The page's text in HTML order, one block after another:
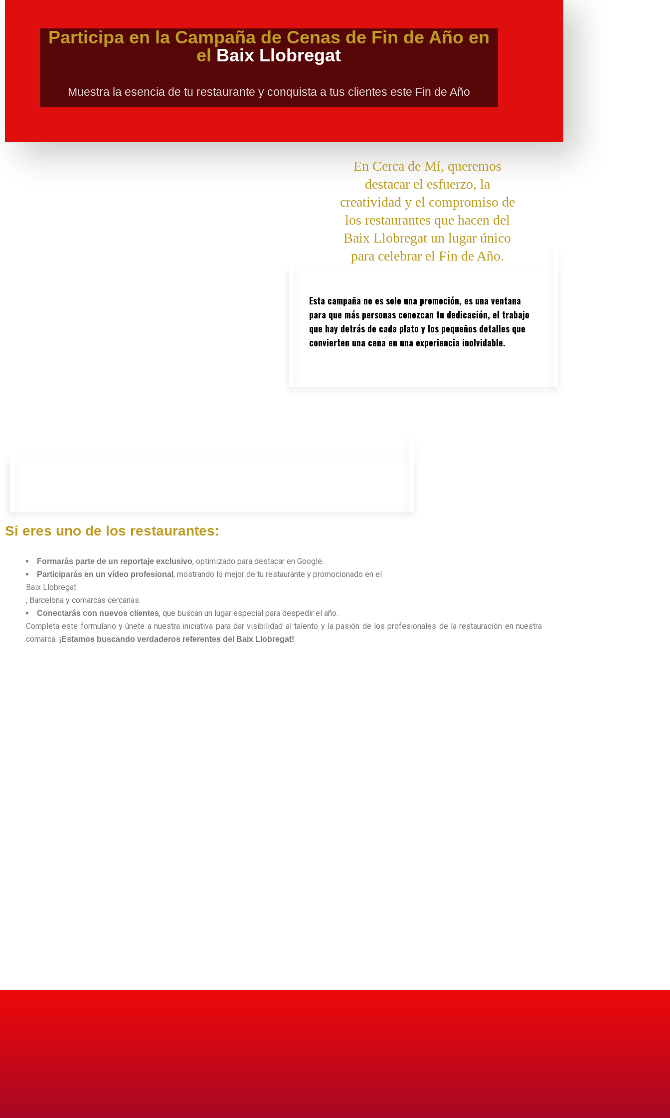
Participa en la Campaña de Cenas de Fin de Año en
el Baix Llobregat
Muestra la esencia de tu restaurante y conquista a tus clientes este Fin de Año
En Cerca de Mí, queremos
destacar el esfuerzo, la
creatividad y el compromiso de
los restaurantes que hacen del
Baix Llobregat un lugar único
para celebrar el Fin de Año.
Esta campaña no es solo una promoción, es una ventana
para que más personas conozcan tu dedicación, el trabajo
que hay detrás de cada plato y los pequeños detalles que
convierten una cena en una experiencia inolvidable.
Si eres uno de los restaurantes:
Formarás parte de un reportaje exclusivo, optimizado para destacar en Google.
Participarás en un vídeo profesional , mostrando lo mejor de tu restaurante y promocionado en el
Baix Llobregat
, Barcelona y comarcas cercanas.
Conectarás con nuevos clientes, que buscan un lugar especial para despedir el año.
Completa este formulario y únete a nuestra iniciativa para dar visibilidad al talento y la pasión de los profesionales de la restauración en nuestra
comarca. ¡Estamos buscando verdaderos referentes del Baix Llobregat!